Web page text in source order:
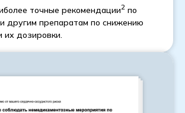
точные рекомендации2 по
другим препаратам по снижению
их дозировки.